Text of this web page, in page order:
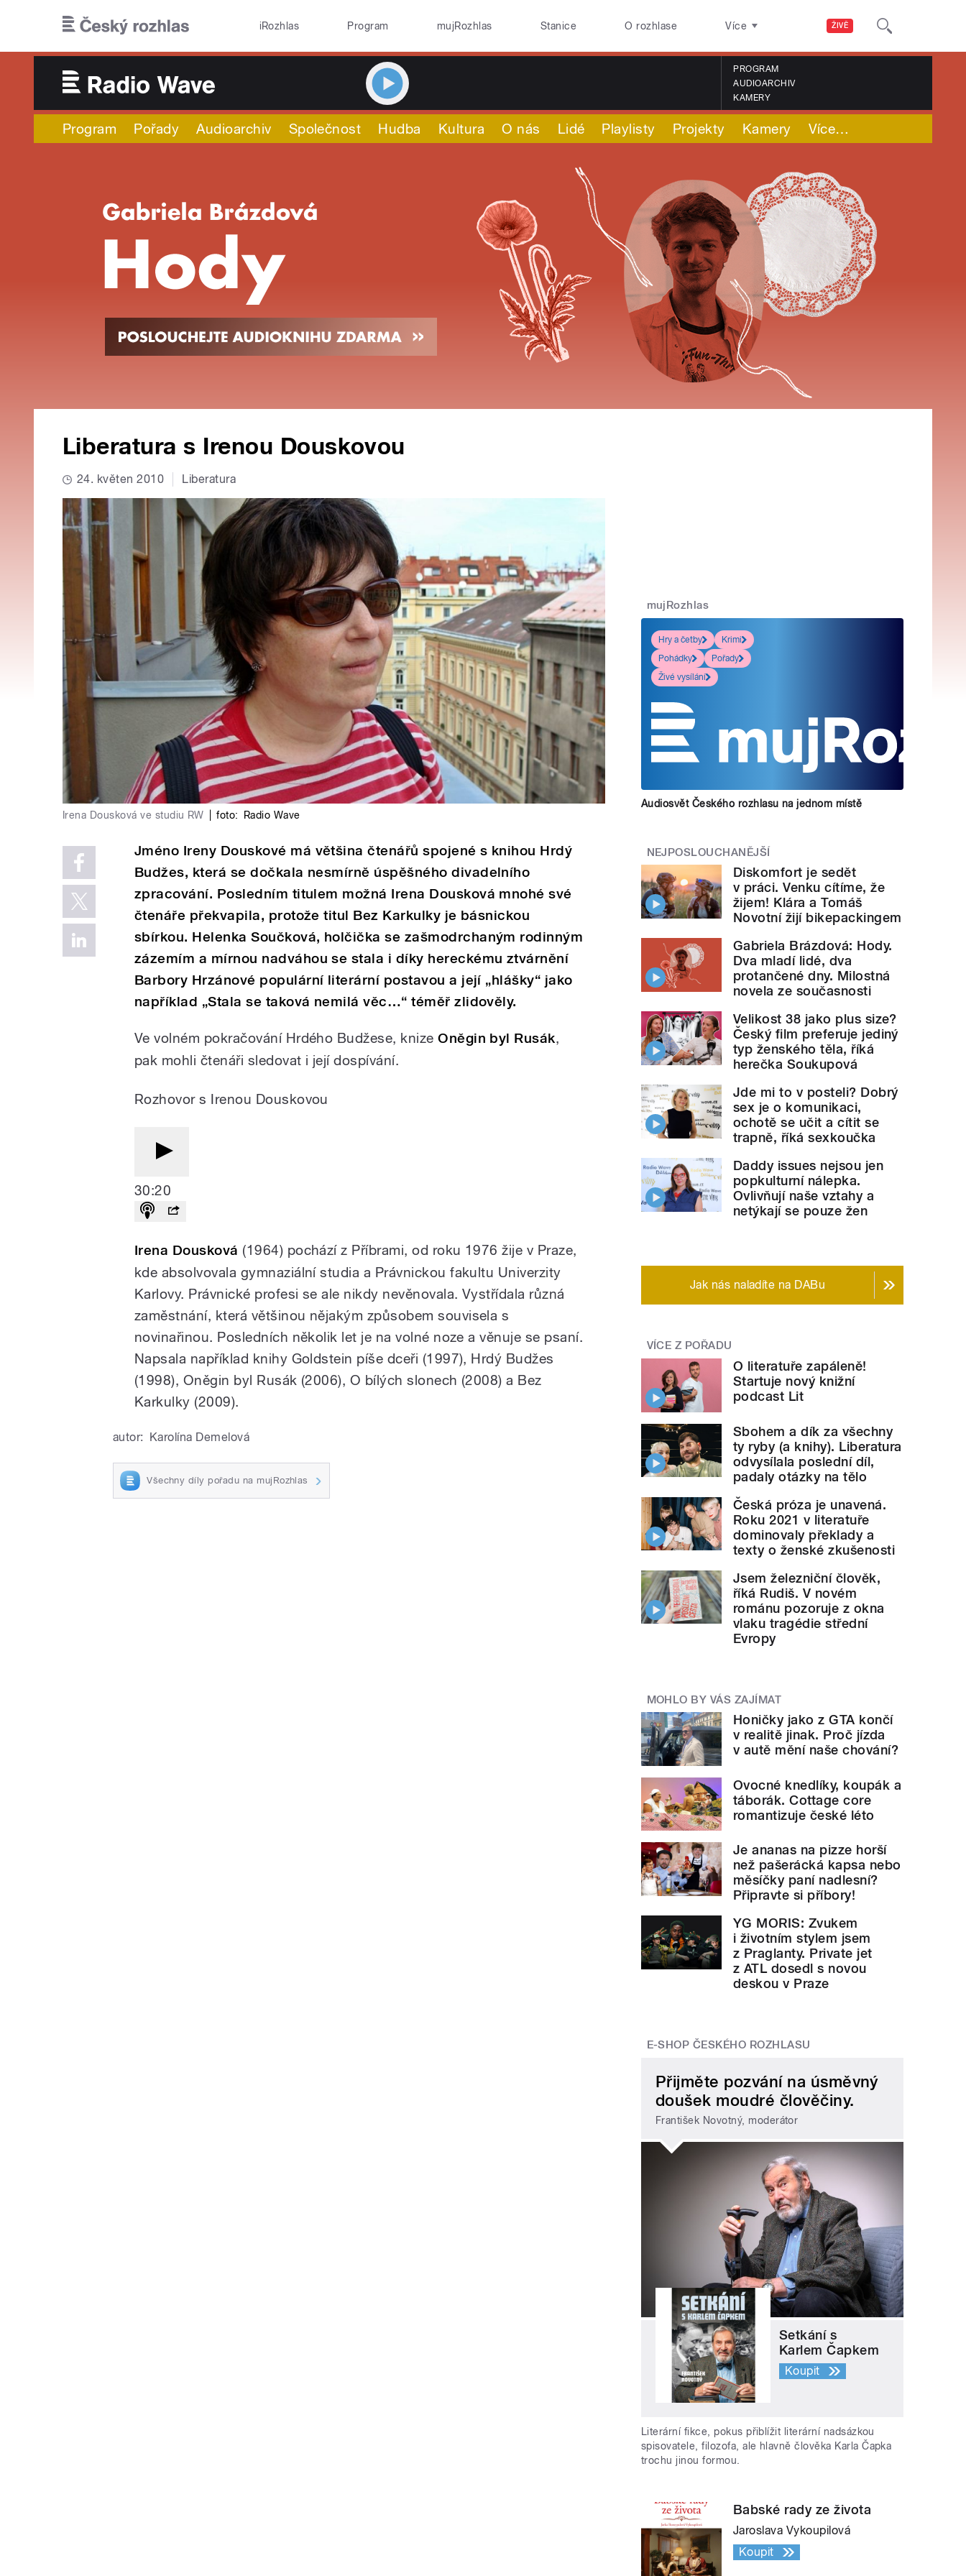
ŽIVĚ
iRozhlas Program mujRozhlas Stanice O rozhlase Více
PROGRAM
AUDIOARCHIV
KAMERY
Program Pořady Audioarchiv Společnost Hudba Kultura O nás Lidé Playlisty Projekty Kamery Více…
Liberatura s Irenou Douskovou
24. květen 2010 Liberatura
Irena Dousková ve studiu RW foto: Radio Wave
Jméno Ireny Douskové má většina čtenářů spojené s knihou Hrdý
Budžes, která se dočkala nesmírně úspěšného divadelního
zpracování. Posledním titulem možná Irena Dousková mnohé své
čtenáře překvapila, protože titul Bez Karkulky je básnickou
sbírkou. Helenka Součková, holčička se zašmodrchaným rodinným
zázemím a mírnou nadváhou se stala i díky hereckému ztvárnění
Barbory Hrzánové populární literární postavou a její „hlášky“ jako
například „Stala se taková nemilá věc…“ téměř zlidověly.
Ve volném pokračování Hrdého Budžese, knizeOněgin byl Rusák,
pak mohli čtenáři sledovat i její dospívání.
Rozhovor s Irenou Douskovou
30:20
Irena Dousková (1964) pochází z Příbrami, od roku 1976 žije v Praze,
kde absolvovala gymnaziální studia a Právnickou fakultu Univerzity
Karlovy. Právnické profesi se ale nikdy nevěnovala. Vystřídala různá
zaměstnání, která většinou nějakým způsobem souvisela s
novinařinou. Posledních několik let je na volné noze a věnuje se psaní.
Napsala například knihy Goldstein píše dceři (1997), Hrdý Budžes
(1998), Oněgin byl Rusák (2006), O bílých slonech (2008) a Bez
Karkulky (2009).
autor: Karolína Demelová
Všechny díly pořadu na mujRozhlas
mujRozhlas
Hry a četby
Krimi
Pohádky
Pořady
Živé vysílání
Audiosvět Českého rozhlasu na jednom místě
NEJPOSLOUCHANĚJŠÍ
Diskomfort je sedět
v práci. Venku cítíme, že
žijem! Klára a Tomáš
Novotní žijí bikepackingem
Gabriela Brázdová: Hody.
Dva mladí lidé, dva
protančené dny. Milostná
novela ze současnosti
Velikost 38 jako plus size?
Český film preferuje jediný
typ ženského těla, říká
herečka Soukupová
Jde mi to v posteli? Dobrý
sex je o komunikaci,
ochotě se učit a cítit se
trapně, říká sexkoučka
Daddy issues nejsou jen
popkulturní nálepka.
Ovlivňují naše vztahy a
netýkají se pouze žen
Jak nás naladíte na DABu
VÍCE Z POŘADU
O literatuře zapáleně!
Startuje nový knižní
podcast Lit
Sbohem a dík za všechny
ty ryby (a knihy). Liberatura
odvysílala poslední díl,
padaly otázky na tělo
Česká próza je unavená.
Roku 2021 v literatuře
dominovaly překlady a
texty o ženské zkušenosti
Jsem železniční člověk,
říká Rudiš. V novém
románu pozoruje z okna
vlaku tragédie střední
Evropy
MOHLO BY VÁS ZAJÍMAT
Honičky jako z GTA končí
v realitě jinak. Proč jízda
v autě mění naše chování?
Ovocné knedlíky, koupák a
táborák. Cottage core
romantizuje české léto
Je ananas na pizze horší
než pašerácká kapsa nebo
měsíčky paní nadlesní?
Připravte si příbory!
YG MORIS: Zvukem
i životním stylem jsem
z Praglanty. Private jet
z ATL dosedl s novou
deskou v Praze
E-SHOP ČESKÉHO ROZHLASU
Přijměte pozvání na úsměvný
doušek moudré člověčiny.
František Novotný, moderátor
Setkání s
Karlem Čapkem
Koupit
Literární fikce, pokus přiblížit literární nadsázkou
spisovatele, filozofa, ale hlavně člověka Karla Čapka
trochu jinou formou.
Babské rady ze života
Jaroslava Vykoupilová
Koupit